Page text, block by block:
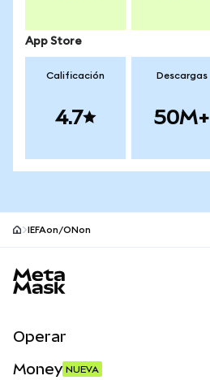
App Store
Calificación
4.7
Descargas
50M+
IEFAon/ONon
Operar
Money NUEVA